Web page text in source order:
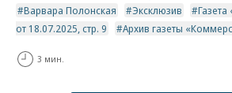
Варвара Полонская
Эксклюзив
от 18.07.2025, стр. 9
Архив газеты
3 мин.